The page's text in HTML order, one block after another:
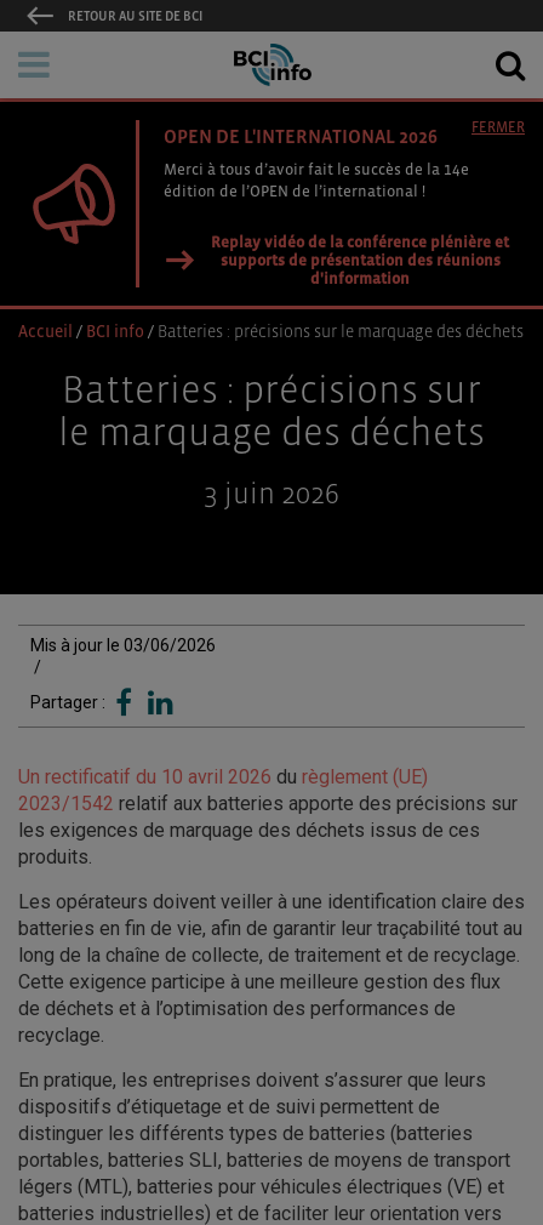
RETOUR AU SITE DE BCI
OPEN DE L'INTERNATIONAL 2026
Merci à tous d’avoir fait le succès de la 14e
édition de l’OPEN de l’international !
Replay vidéo de la conférence plénière et
supports de présentation des réunions
d'information
FERMER
Accueil / BCI info / Batteries : précisions sur le marquage des déchets
Batteries : précisions sur
le marquage des déchets
3 juin 2026
Mis à jour le 03/06/2026
/
Partager :
Un rectificatif du 10 avril 2026 du règlement (UE)
2023/1542 relatif aux batteries apporte des précisions sur
les exigences de marquage des déchets issus de ces
produits.
Les opérateurs doivent veiller à une identification claire des
batteries en fin de vie, afin de garantir leur traçabilité tout au
long de la chaîne de collecte, de traitement et de recyclage.
Cette exigence participe à une meilleure gestion des flux
de déchets et à l’optimisation des performances de
recyclage.
En pratique, les entreprises doivent s’assurer que leurs
dispositifs d’étiquetage et de suivi permettent de
distinguer les différents types de batteries (batteries
portables, batteries SLI, batteries de moyens de transport
légers (MTL), batteries pour véhicules électriques (VE) et
batteries industrielles) et de faciliter leur orientation vers